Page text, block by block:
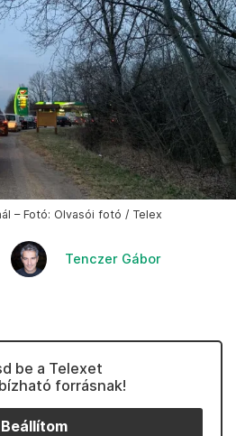
– Fotó: Olvasói fotó / Telex
Tenczer Gábor
be a Telexet
forrásnak!
Beállítom